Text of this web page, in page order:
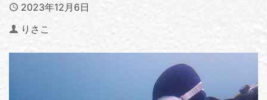
Published
2023年12月6日
Author
りさこ